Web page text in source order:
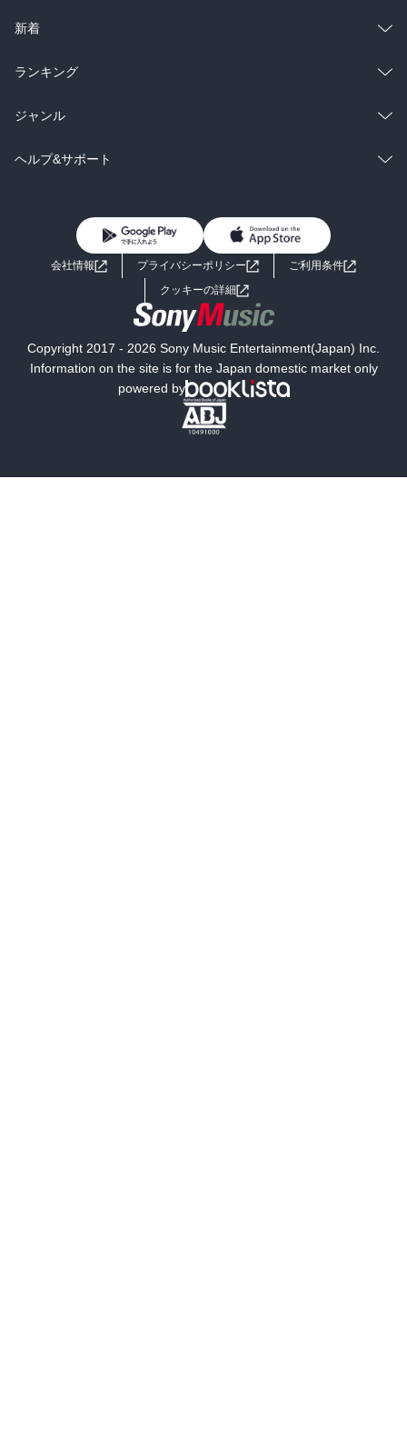
ラノベ
雑誌・グラビア
BL・TL
総合
ラノベ
雑誌・グラビア
BL・TL
新着
総合
ラノベ
雑誌・グラビア
ランキング
総合
ラノベ
ジャンル
コミック
ライトノベル 男子向けラノベ
小説
海外小説
ミステリー SF
文学
ヘルプ&サポート
よくあるご質問 お問い合わせ
会社情報 プライバシーポリシー
ご利用条件
クッキーの詳細
Copyright 2017 - 2026 Sony Music Entertainment(Japan) Inc.
Information on the site is for the Japan domestic market only
powered by